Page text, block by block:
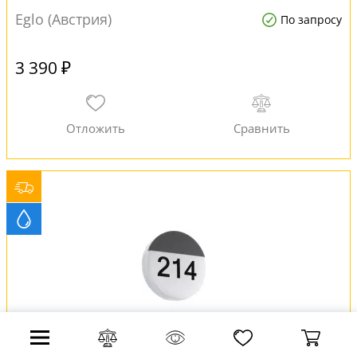
Eglo (Австрия)
По запросу
3 390 ₽